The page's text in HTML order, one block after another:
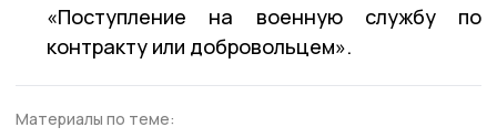
«Поступление на военную службу по
контракту или добровольцем».
Материалы по теме: